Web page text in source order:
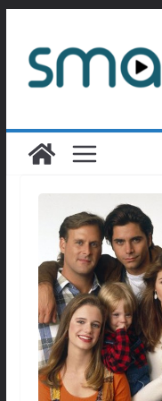
contenu